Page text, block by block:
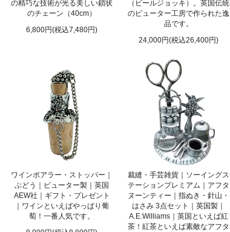
の精巧な技術が光る美しい鎖状
のチェーン（40cm）
6,800円(税込7,480円)
（ビールジョッキ）。英国伝統
のピューター工房で作られた逸
品です。
24,000円(税込26,400円)
ワインポアラー・ストッパー｜
ぶどう｜ピューター製｜英国
AEW社｜ギフト・プレゼント
｜ワインといえばやっぱり葡
萄！一番人気です。
裁縫・手芸雑貨｜ソーイングス
テーションプレミアム｜アフタ
ヌーンティー｜指ぬき・針山・
はさみ 3点セット｜英国製｜
A.E.Williams｜英国といえば紅
茶！紅茶といえば素敵なアフタ